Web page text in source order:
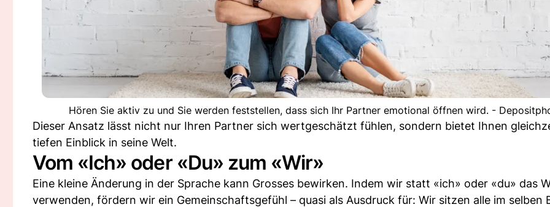
Hören Sie aktiv zu und Sie werden feststellen, dass sich Ihr Partner emotional öffnen wird. -
Dieser Ansatz lässt nicht nur Ihren Partner sich wertgeschätzt fühlen, sondern bietet Ihnen
tiefen Einblick in seine Welt.
Vom «Ich» oder «Du» zum «Wir»
Eine kleine Änderung in der Sprache kann Grosses bewirken. Indem wir statt «ich» oder «du» das
verwenden, fördern wir ein Gemeinschaftsgefühl – quasi als Ausdruck für: Wir sitzen alle im selben